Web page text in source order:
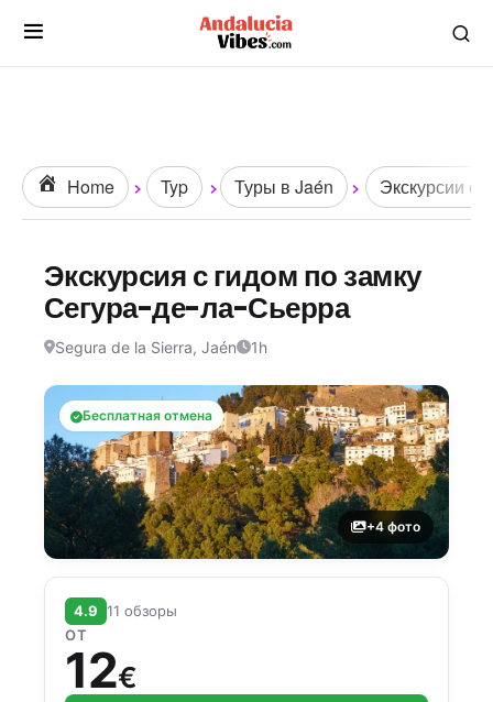
Home Typ Туры в Jaén Экскурсии с
Экскурсия с гидом по замку
Сегура-де-ла-Сьерра
Segura de la Sierra, Jaén 1h
Бесплатная отмена
+4 фото
4.9 11 обзоры
ОТ
12€